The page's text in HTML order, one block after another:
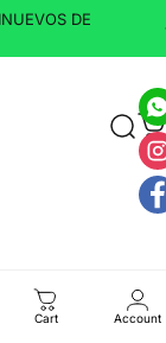
DE
Bike
Cart Account